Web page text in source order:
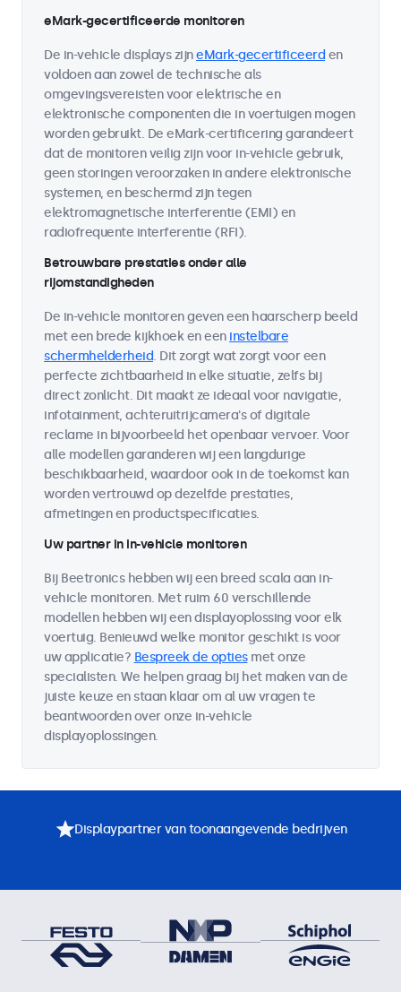
eMark-gecertificeerde monitoren
De in-vehicle displays zijneMark-gecertificeerd en
voldoen aan zowel de technische als
omgevingsvereisten voor elektrische en
elektronische componenten die in voertuigen mogen
worden gebruikt. De eMark-certificering garandeert
dat de monitoren veilig zijn voor in-vehicle gebruik,
geen storingen veroorzaken in andere elektronische
systemen, en beschermd zijn tegen
elektromagnetische interferentie (EMI) en
radiofrequente interferentie (RFI).
Betrouwbare prestaties onder alle
rijomstandigheden
De in-vehicle monitoren geven een haarscherp beeld
met een brede kijkhoek en een instelbare
schermhelderheid. Dit zorgt wat zorgt voor een
perfecte zichtbaarheid in elke situatie, zelfs bij
direct zonlicht. Dit maakt ze ideaal voor navigatie,
infotainment, achteruitrijcamera's of digitale
reclame in bijvoorbeeld het openbaar vervoer. Voor
alle modellen garanderen wij een langdurige
beschikbaarheid, waardoor ook in de toekomst kan
worden vertrouwd op dezelfde prestaties,
afmetingen en productspecificaties.
Uw partner in in-vehicle monitoren
Bij Beetronics hebben wij een breed scala aan in-
vehicle monitoren. Met ruim 60 verschillende
modellen hebben wij een displayoplossing voor elk
voertuig. Benieuwd welke monitor geschikt is voor
uw applicatie? Bespreek de optiesmet onze
specialisten. We helpen graag bij het maken van de
juiste keuze en staan klaar om al uw vragen te
beantwoorden over onze in-vehicle
displayoplossingen.
Displaypartner van toonaangevende bedrijven